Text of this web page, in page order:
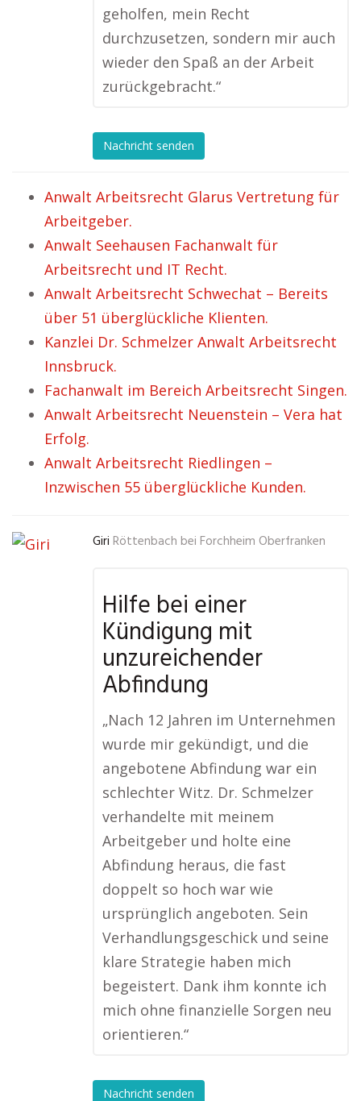
geholfen, mein Recht
durchzusetzen, sondern mir auch
wieder den Spaß an der Arbeit
zurückgebracht.“
Nachricht senden
Anwalt Arbeitsrecht Glarus Vertretung für
Arbeitgeber.
Anwalt Seehausen Fachanwalt für
Arbeitsrecht und IT Recht.
Anwalt Arbeitsrecht Schwechat – Bereits
über 51 überglückliche Klienten.
Kanzlei Dr. Schmelzer Anwalt Arbeitsrecht
Innsbruck.
Fachanwalt im Bereich Arbeitsrecht Singen.
Anwalt Arbeitsrecht Neuenstein – Vera hat
Erfolg.
Anwalt Arbeitsrecht Riedlingen –
Inzwischen 55 überglückliche Kunden.
Giri Röttenbach bei Forchheim Oberfranken
Hilfe bei einer
Kündigung mit
unzureichender
Abfindung
„Nach 12 Jahren im Unternehmen
wurde mir gekündigt, und die
angebotene Abfindung war ein
schlechter Witz. Dr. Schmelzer
verhandelte mit meinem
Arbeitgeber und holte eine
Abfindung heraus, die fast
doppelt so hoch war wie
ursprünglich angeboten. Sein
Verhandlungsgeschick und seine
klare Strategie haben mich
begeistert. Dank ihm konnte ich
mich ohne finanzielle Sorgen neu
orientieren.“
Nachricht senden